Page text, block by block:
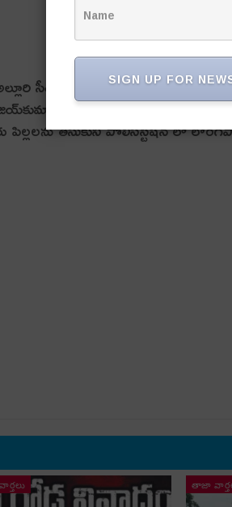
సీతారామారాజు న‌గ‌ర్‌లో కుటుంబ
అలేఖ్య‌కు గొడ‌వ
పిల్ల‌ల‌ను తీసుకుని పోలీస్‌స్టేష‌న్ లో
తాజా
SIGN UP FOR